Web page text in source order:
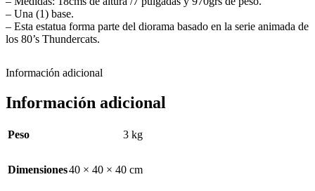
– Una (1) base.
– Esta estatua forma parte del diorama basado en la serie animada de
los 80’s Thundercats.
Información adicional
Información adicional
Peso 3 kg
Dimensiones40 × 40 × 40 cm